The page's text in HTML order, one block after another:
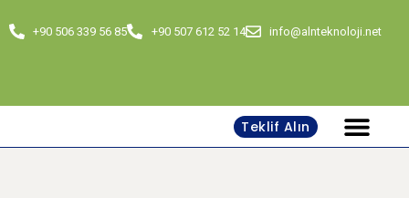
+90 506 339 56 85 +90 507 612 52 14 info@alnteknoloji.net
Teklif Alın